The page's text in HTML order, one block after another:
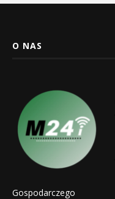
O NAS
Gospodarczego